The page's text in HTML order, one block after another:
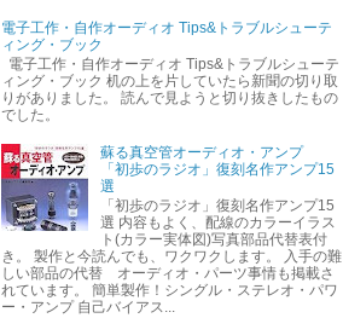
電子工作・自作オーディオ Tips&トラブルシューテ
ィング・ブック
電子工作・自作オーディオ Tips&トラブルシューテ
ィング・ブック 机の上を片していたら新聞の切り取
りがありました。 読んで見ようと切り抜きしたもの
でした。
蘇る真空管オーディオ・アンプ
「初歩のラジオ」復刻名作アンプ15
選
「初歩のラジオ」復刻名作アンプ15
選 内容もよく、配線のカラーイラス
ト(カラー実体図)写真部品代替表付
き。 製作と今読んでも、ワクワクします。 入手の難
しい部品の代替 オーディオ・パーツ事情も掲載さ
れています。 簡単製作！シングル・ステレオ・パワ
ー・アンプ 自己バイアス...